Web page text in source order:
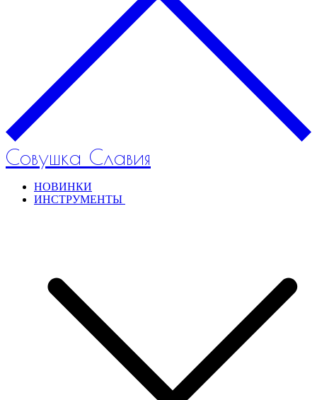
Совушка Славия
НОВИНКИ
ИНСТРУМЕНТЫ